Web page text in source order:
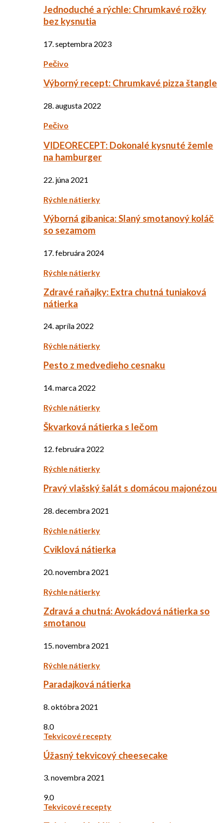
Jednoduché a rýchle: Chrumkavé rožky
bez kysnutia
17. septembra 2023
Pečivo
Výborný recept: Chrumkavé pizza štangle
28. augusta 2022
Pečivo
VIDEORECEPT: Dokonalé kysnuté žemle
na hamburger
22. júna 2021
Rýchle nátierky
Výborná gibanica: Slaný smotanový koláč
so sezamom
17. februára 2024
Rýchle nátierky
Zdravé raňajky: Extra chutná tuniaková
nátierka
24. apríla 2022
Rýchle nátierky
Pesto z medvedieho cesnaku
14. marca 2022
Rýchle nátierky
Škvarková nátierka s lečom
12. februára 2022
Rýchle nátierky
Pravý vlašský šalát s domácou majonézou
28. decembra 2021
Rýchle nátierky
Cviklová nátierka
20. novembra 2021
Rýchle nátierky
Zdravá a chutná: Avokádová nátierka so
smotanou
15. novembra 2021
Rýchle nátierky
Paradajková nátierka
8. októbra 2021
8.0
Tekvicové recepty
Úžasný tekvicový cheesecake
3. novembra 2021
9.0
Tekvicové recepty